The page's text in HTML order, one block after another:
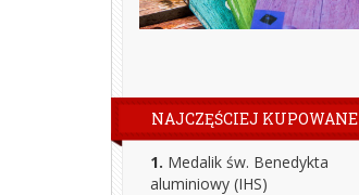
NAJCZĘŚCIEJ KUPOWANE
1. Medalik św. Benedykta
aluminiowy (IHS)